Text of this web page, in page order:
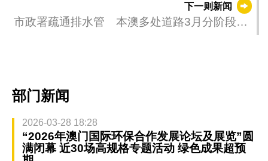
下一则新闻
市政署疏通排水管 本澳多处道路3月分阶段凌
部门新闻
2026-03-28 18:28
“2026年澳门国际环保合作发展论坛及展览”圆
满闭幕 近30场高规格专题活动 绿色成果超预